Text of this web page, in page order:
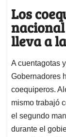
Los
lleva a
A cuentagotas
Gobernadores
coequiperos.
mismo trabajó
el segundo
durante el